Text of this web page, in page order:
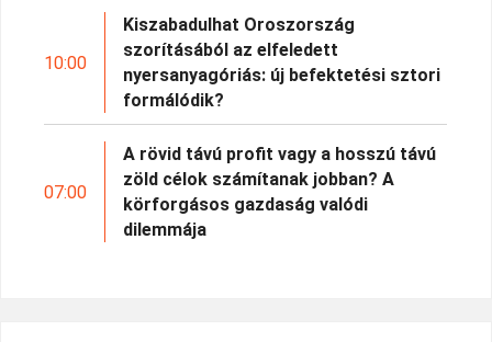
10:00
Kiszabadulhat Oroszország
szorításából az elfeledett
nyersanyagóriás: új befektetési sztori
formálódik?
07:00
A rövid távú profit vagy a hosszú távú
zöld célok számítanak jobban? A
körforgásos gazdaság valódi
dilemmája